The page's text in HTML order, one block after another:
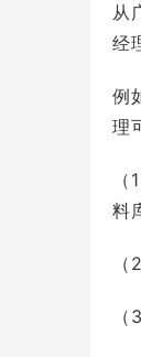
从
经
例
理
料